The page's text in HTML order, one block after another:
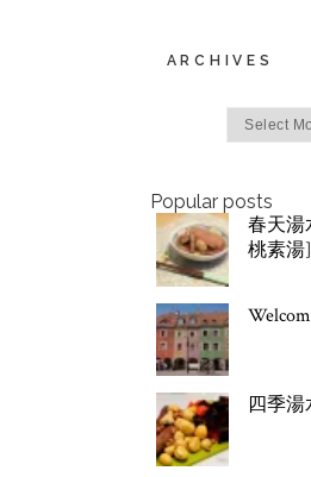
ARCHIVES
Popular posts
春天湯
桃素湯]
四季